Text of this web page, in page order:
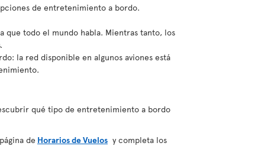
de entretenimiento a bordo.
que todo el mundo habla. Mientras tanto, los
la red disponible en algunos aviones está
qué tipo de entretenimiento a bordo
de Horarios de Vuelos y completa los